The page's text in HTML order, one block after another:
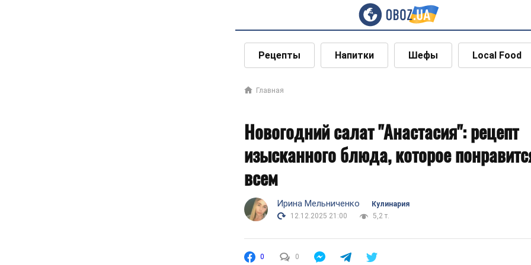
Рецепты Напитки Шефы Local Food
Главная
Новогодний салат "Анастасия": рецепт
изысканного блюда, которое
всем
Ирина Мельниченко
Кулинария
12.12.2025 21:00
5,2 т.
0 0